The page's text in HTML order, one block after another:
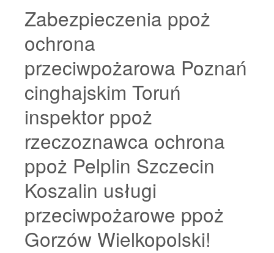
Zabezpieczenia ppoż
ochrona
przeciwpożarowa Poznań
cinghajskim Toruń
inspektor ppoż
rzeczoznawca ochrona
ppoż Pelplin Szczecin
Koszalin usługi
przeciwpożarowe ppoż
Gorzów Wielkopolski!